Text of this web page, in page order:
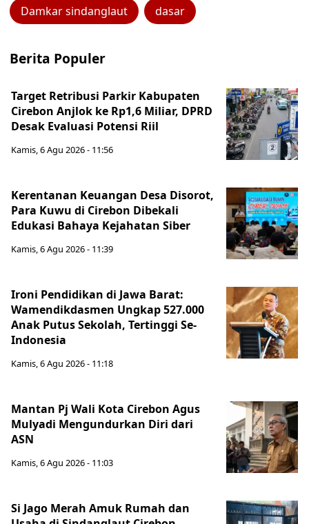
Damkar sindanglaut dasar
Berita Populer
Target Retribusi Parkir Kabupaten
Cirebon Anjlok ke Rp1,6 Miliar, DPRD
Desak Evaluasi Potensi Riil
Kamis, 6 Agu 2026 - 11:56
Kerentanan Keuangan Desa Disorot,
Para Kuwu di Cirebon Dibekali
Edukasi Bahaya Kejahatan Siber
Kamis, 6 Agu 2026 - 11:39
Ironi Pendidikan di Jawa Barat:
Wamendikdasmen Ungkap 527.000
Anak Putus Sekolah, Tertinggi Se-
Indonesia
Kamis, 6 Agu 2026 - 11:18
Mantan Pj Wali Kota Cirebon Agus
Mulyadi Mengundurkan Diri dari
ASN
Kamis, 6 Agu 2026 - 11:03
Si Jago Merah Amuk Rumah dan